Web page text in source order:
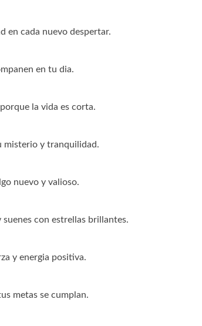
en cada nuevo despertar.
en tu dia.
la vida es corta.
misterio y tranquilidad.
nuevo y valioso.
suenes con estrellas brillantes.
y energia positiva.
metas se cumplan.